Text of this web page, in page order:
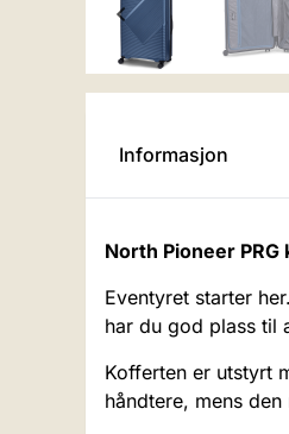
Informasjon
North Pioneer
Eventyret starter
har du god plass til
Kofferten er utstyrt
håndtere, mens